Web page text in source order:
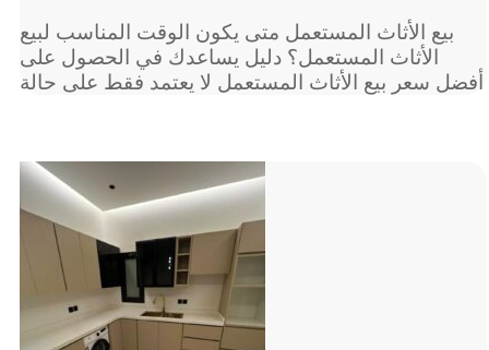
بيع الأثاث المستعمل متى يكون الوقت المناسب لبيع
الأثاث المستعمل؟ دليل يساعدك في الحصول على
أفضل سعر بيع الأثاث المستعمل لا يعتمد فقط على حالة